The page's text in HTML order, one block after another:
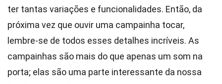
ter tantas variações e funcionalidades. Então, da
próxima vez que ouvir uma campainha tocar,
lembre-se de todos esses detalhes incríveis. As
campainhas são mais do que apenas um som na
porta; elas são uma parte interessante da nossa